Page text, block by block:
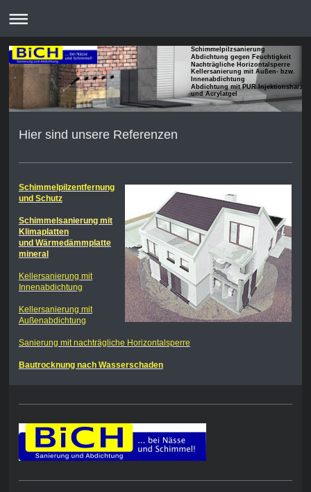
Schimmelpilzsanierung
Abdichtung gegen Feuchtigkeit
Nachträgliche Horizontalsperre
Kellersanierung mit Außen- bzw.
Innenabdichtung
Abdichtung mit PUR Injektionsharze
und Acrylatgel
Hier sind unsere Referenzen
Schimmelpilzentfernung
und Schutz
Schimmelsanierung mit
Klimaplatten
und Wärmedämmplatte
mineral
Kellersanierung mit
Innenabdichtung
Kellersanierung mit
Außenabdichtung
Sanierung mit nachträgliche Horizontalsperre
Bautrocknung nach Wasserschaden